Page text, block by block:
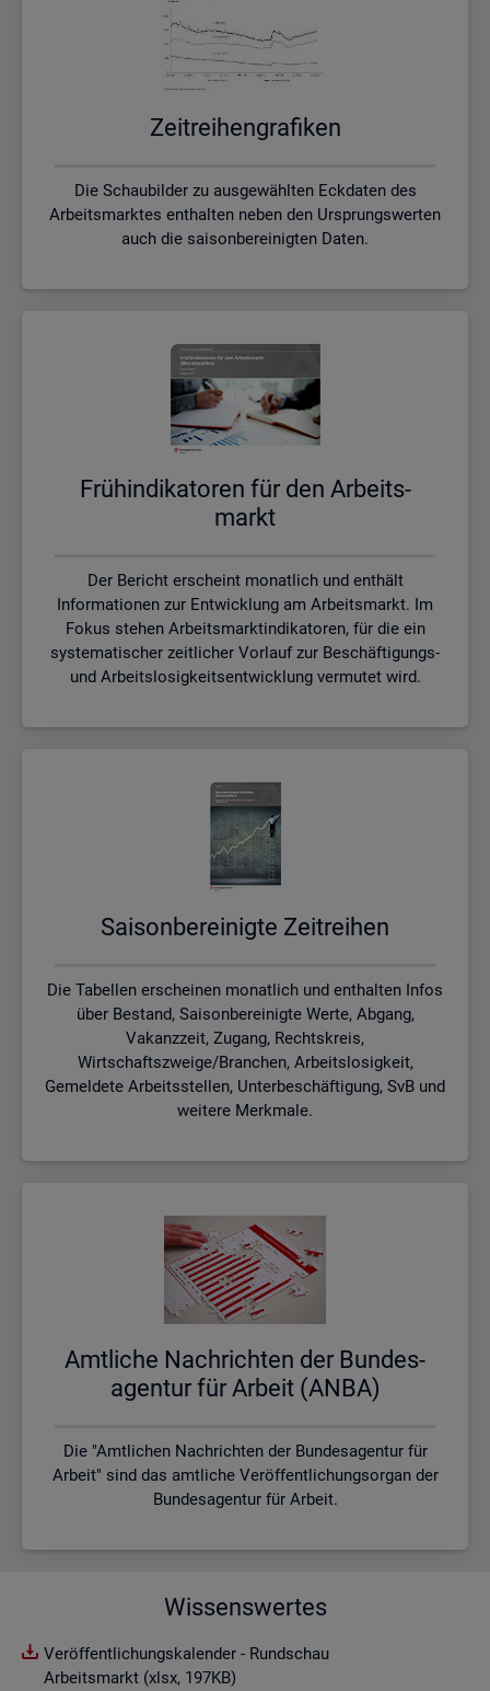
Zeit­rei­hen­gra­fi­ken
Die Schaubilder zu ausgewählten Eckdaten des
Arbeitsmarktes enthalten neben den Ursprungswerten
auch die saisonbereinigten Daten.
Früh­in­di­ka­to­ren für den Ar­beits­
markt
Der Bericht erscheint monatlich und enthält
Informationen zur Entwicklung am Arbeitsmarkt. Im
Fokus stehen Arbeitsmarktindikatoren, für die ein
systematischer zeitlicher Vorlauf zur Beschäftigungs-
und Arbeitslosigkeitsentwicklung vermutet wird.
Sai­son­be­rei­nig­te Zeit­rei­hen
Die Tabellen erscheinen monatlich und enthalten Infos
über Bestand, Saisonbereinigte Werte, Abgang,
Vakanzzeit, Zugang, Rechtskreis,
Wirtschaftszweige/Branchen, Arbeitslosigkeit,
Gemeldete Arbeitsstellen, Unterbeschäftigung, SvB und
weitere Merkmale.
Amt­li­che Nach­rich­ten der Bun­des­
agen­tur für Ar­beit (ANBA)
Die "Amtlichen Nachrichten der Bundesagentur für
Arbeit" sind das amtliche Veröffentlichungsorgan der
Bundesagentur für Arbeit.
Wissenswertes
Veröffentlichungskalender - Rundschau
Arbeitsmarkt (xlsx, 197KB)